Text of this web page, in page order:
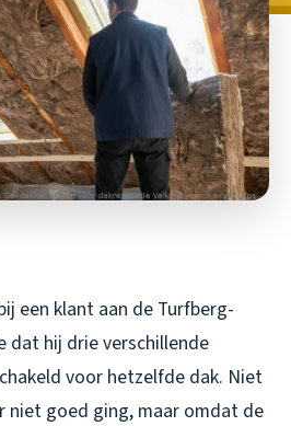
een klant aan de Turfberg-
dat hij drie verschillende
voor hetzelfde dak. Niet
niet goed ging, maar omdat de